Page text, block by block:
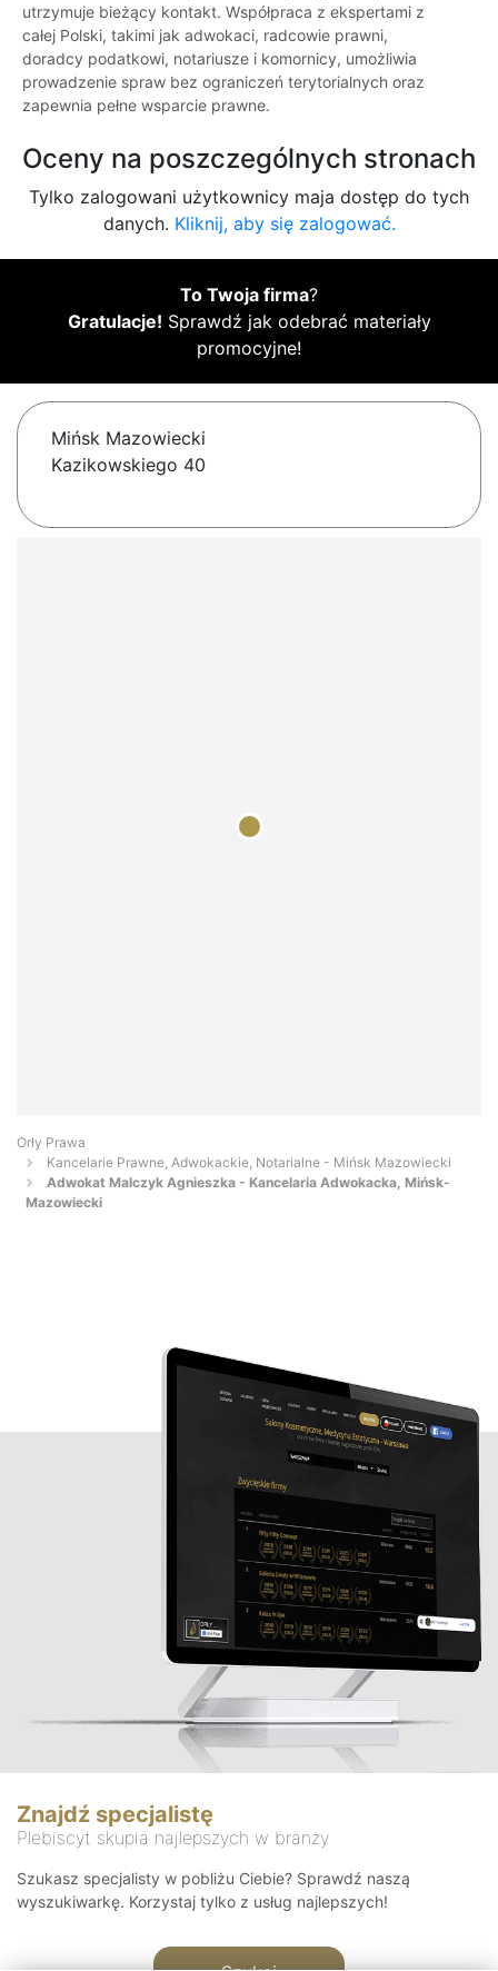
utrzymuje bieżący kontakt. Współpraca z ekspertami z
całej Polski, takimi jak adwokaci, radcowie prawni,
doradcy podatkowi, notariusze i komornicy, umożliwia
prowadzenie spraw bez ograniczeń terytorialnych oraz
zapewnia pełne wsparcie prawne.
Oceny na poszczególnych stronach
Tylko zalogowani użytkownicy maja dostęp do tych
danych. Kliknij, aby się zalogować.
To Twoja firma?
Gratulacje! Sprawdź jak odebrać materiały
promocyjne!
Mińsk Mazowiecki
Kazikowskiego 40
Orły Prawa
Kancelarie Prawne, Adwokackie, Notarialne - Mińsk Mazowiecki
Adwokat Malczyk Agnieszka - Kancelaria Adwokacka, Mińsk-
Mazowiecki
Znajdź specjalistę
Plebiscyt skupia najlepszych w branży
Szukasz specjalisty w pobliżu Ciebie? Sprawdź naszą
wyszukiwarkę. Korzystaj tylko z usług najlepszych!